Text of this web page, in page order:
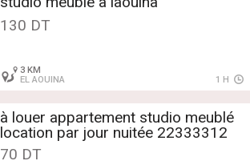
130 DT
3 KM
EL AOUINA
1 H
à louer appartement studio meublé
location par jour nuitée 22333312
70 DT